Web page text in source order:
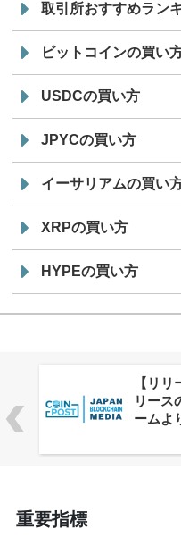
取引所おすすめラン
ビットコインの買い
USDCの買い方
JPYCの買い方
イーサリアムの買い
XRPの買い方
HYPEの買い方
株式
ーバル
「
重要指標